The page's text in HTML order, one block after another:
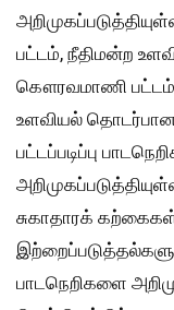
பட்டம், நீதிமன்ற
கௌரவமாணி பட்டம்
உளவியல்
பட்டப்படிப்பு
சுகாதாரக்
பாடநெறிகளை